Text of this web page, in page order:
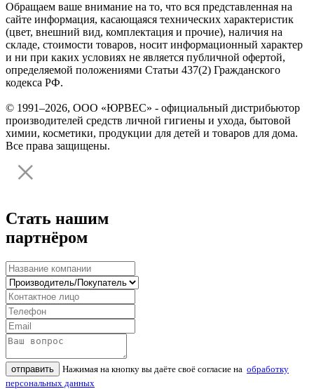
Обращаем ваше внимание на то, что вся представленная на
сайте информация, касающаяся технических характеристик
(цвет, внешний вид, комплектация и прочие), наличия на
складе, стоимости товаров, носит информационный характер
и ни при каких условиях не является публичной офертой,
определяемой положениями Статьи 437(2) Гражданского
кодекса РФ.
© 1991–2026, ООО «ЮРВЕС» - официальный дистрибьютор
производителей средств личной гигиены и ухода, бытовой
химии, косметики, продукции для детей и товаров для дома.
Все права защищены.
Стать нашим
партнёром
отправить Нажимая на кнопку вы даёте своё согласие на обработку
персональных данных